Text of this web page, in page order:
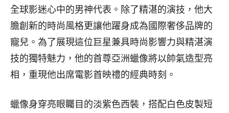
全球影迷心中的男神代表。除了精湛的演技，他大
膽創新的時尚風格更讓他躍身成為國際奢侈品牌的
寵兒。為了展現這位巨星兼具時尚影響力與精湛演
技的獨特魅力，他的首尊亞洲蠟像將以帥氣造型亮
相，重現他出席電影首映禮的經典時刻。
蠟像身穿亮眼矚目的淡紫色西裝，搭配白色皮製短